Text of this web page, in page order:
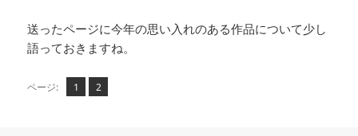
送ったページに今年の思い入れのある作品について少し
語っておきますね。
ページ:
ペ1 ,
ペ
2